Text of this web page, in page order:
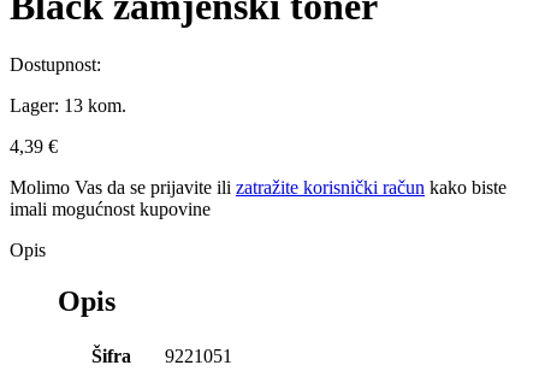
Dostupnost:
Lager: 13 kom.
4,39 €
Molimo Vas da se prijavite ili zatražite korisnički račun kako biste
imali mogućnost kupovine
Opis
Opis
Šifra
9221051